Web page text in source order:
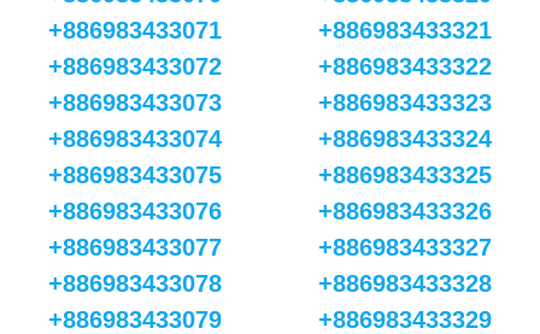
+886983433071
+886983433072
+886983433073
+886983433074
+886983433075
+886983433076
+886983433077
+886983433078
+886983433079
+886983433321
+886983433322
+886983433323
+886983433324
+886983433325
+886983433326
+886983433327
+886983433328
+886983433329